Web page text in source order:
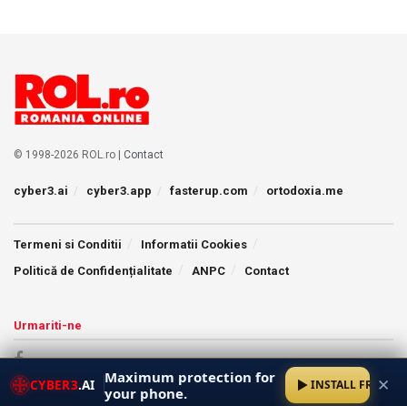
© 1998-2026 ROL.ro | Contact
cyber3.ai cyber3.app fasterup.com ortodoxia.me
Termeni si Conditii
Informatii Cookies
Politică de Confidențialitate
ANPC Contact
Urmariti-ne
CYBER3.AI Maximum protection for
your phone.
INSTALL FREE✕